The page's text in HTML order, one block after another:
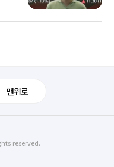
맨위로
reserved.